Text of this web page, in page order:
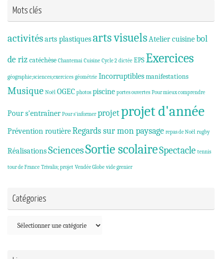
Mots clés
activitésarts plastiquesarts visuelsAtelier cuisinebol
de riz catéchèse Chantemai Cuisine Cycle 2 dictée EPSExercices
géographie;sciences;exercices géométrie Incorruptiblesmanifestations
Musique Noël OGEC photos piscine portes ouvertes Pour mieux comprendre
Pour s'entraîner Pour s'informer projetprojet d'année
Prévention routièreRegards sur mon paysage repas de Noël rugby
RéalisationsSciencesSortie scolaireSpectacle tennis
tour de France Trivalis; projet Vendée Globe vide grenier
Catégories
Catégories